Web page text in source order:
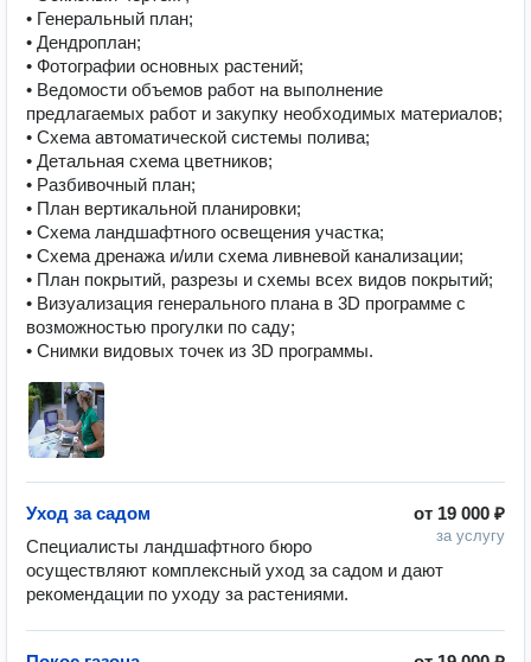
• Генеральный план;
• Дендроплан;
• Фотографии основных растений;
• Ведомости объемов работ на выполнение
предлагаемых работ и закупку необходимых материалов;
• Схема автоматической системы полива;
• Детальная схема цветников;
• Разбивочный план;
• План вертикальной планировки;
• Схема ландшафтного освещения участка;
• Схема дренажа и/или схема ливневой канализации;
• План покрытий, разрезы и схемы всех видов покрытий;
• Визуализация генерального плана в 3D программе с
возможностью прогулки по саду;
• Снимки видовых точек из 3D программы.
от 19 000 ₽
за услугу
Уход за садом
Специалисты ландшафтного бюро
осуществляют комплексный уход за садом и дают
рекомендации по уходу за растениями.